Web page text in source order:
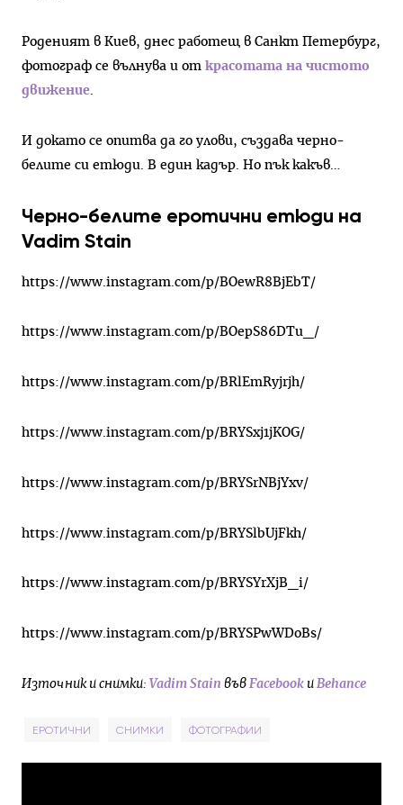
Роденият в Киев, днес работещ в Санкт Петербург,
фотограф се вълнува и от красотата на чистото
движение.
И докато се опитва да го улови, създава черно-
белите си етюди. В един кадър. Но пък какъв…
Черно-белите еротични етюди на
Vadim Stain
https://www.instagram.com/p/BOewR8BjEbT/
https://www.instagram.com/p/BOepS86DTu_/
https://www.instagram.com/p/BRlEmRyjrjh/
https://www.instagram.com/p/BRYSxj1jKOG/
https://www.instagram.com/p/BRYSrNBjYxv/
https://www.instagram.com/p/BRYSlbUjFkh/
https://www.instagram.com/p/BRYSYrXjB_i/
https://www.instagram.com/p/BRYSPwWDoBs/
Източник и снимки: Vadim Stain във Facebook и Behance
ЕРОТИЧНИ СНИМКИ ФОТОГРАФИИ